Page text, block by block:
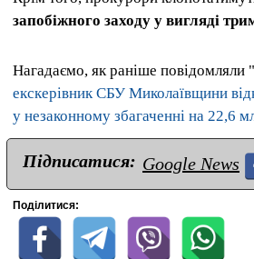
запобіжного заходу у вигляді
Нагадаємо, як раніше
екскерівник СБУ Миколаївщини
у незаконному збагаченні на 22,6
Підписатися: Google News
Поділитися: